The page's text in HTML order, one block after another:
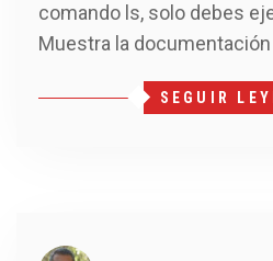
comando ls, solo debes
Muestra la documentación
SEGUIR